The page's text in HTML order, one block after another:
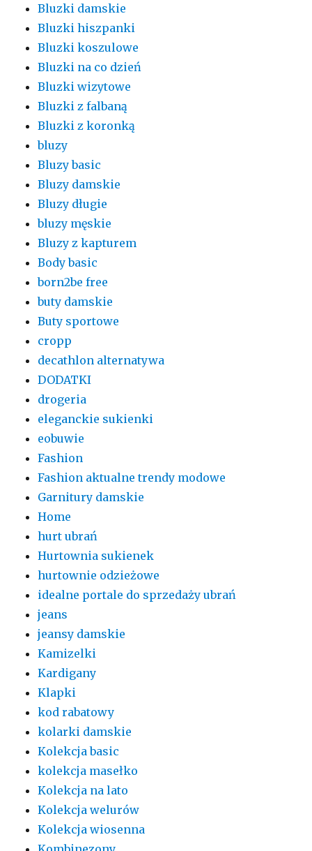
Bluzki damskie
Bluzki hiszpanki
Bluzki koszulowe
Bluzki na co dzień
Bluzki wizytowe
Bluzki z falbaną
Bluzki z koronką
bluzy
Bluzy basic
Bluzy damskie
Bluzy długie
bluzy męskie
Bluzy z kapturem
Body basic
born2be free
buty damskie
Buty sportowe
cropp
decathlon alternatywa
DODATKI
drogeria
eleganckie sukienki
eobuwie
Fashion
Fashion aktualne trendy modowe
Garnitury damskie
Home
hurt ubrań
Hurtownia sukienek
hurtownie odzieżowe
idealne portale do sprzedaży ubrań
jeans
jeansy damskie
Kamizelki
Kardigany
Klapki
kod rabatowy
kolarki damskie
Kolekcja basic
kolekcja masełko
Kolekcja na lato
Kolekcja welurów
Kolekcja wiosenna